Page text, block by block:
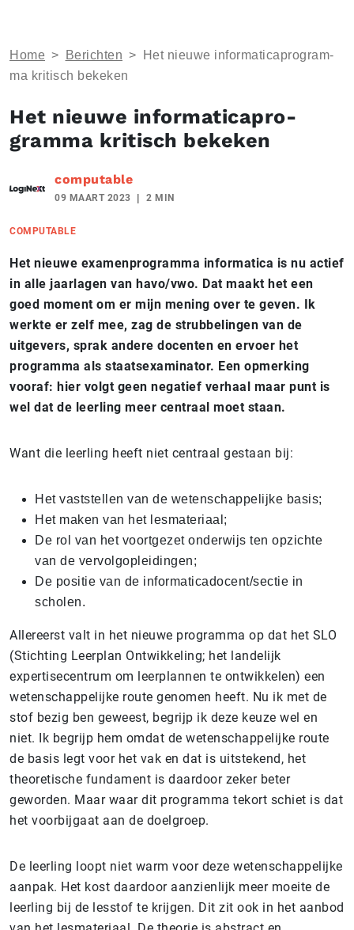
Home > Berichten >
Het nieuwe in­for­ma­ti­ca­pro­gram­
ma kritisch bekeken
Het nieuwe in­for­ma­ti­ca­pro­
gram­ma kritisch bekeken
computable
09 MAART 2023 2 MIN
COMPUTABLE
Het nieuwe examenprogramma informatica is nu actief
in alle jaarlagen van havo/vwo. Dat maakt het een
goed moment om er mijn mening over te geven. Ik
werkte er zelf mee, zag de strubbelingen van de
uitgevers, sprak andere docenten en ervoer het
programma als staatsexaminator. Een opmerking
vooraf: hier volgt geen negatief verhaal maar punt is
wel dat de leerling meer centraal moet staan.
Want die leerling heeft niet centraal gestaan bij:
Het vaststellen van de wetenschappelijke basis;
Het maken van het lesmateriaal;
De rol van het voortgezet onderwijs ten opzichte
van de vervolgopleidingen;
De positie van de informaticadocent/sectie in
scholen.
Allereerst valt in het nieuwe programma op dat het SLO
(Stichting Leerplan Ontwikkeling; het landelijk
expertisecentrum om leerplannen te ontwikkelen) een
wetenschappelijke route genomen heeft. Nu ik met de
stof bezig ben geweest, begrijp ik deze keuze wel en
niet. Ik begrijp hem omdat de wetenschappelijke route
de basis legt voor het vak en dat is uitstekend, het
theoretische fundament is daardoor zeker beter
geworden. Maar waar dit programma tekort schiet is dat
het voorbijgaat aan de doelgroep.
De leerling loopt niet warm voor deze wetenschappelijke
aanpak. Het kost daardoor aanzienlijk meer moeite de
leerling bij de lesstof te krijgen. Dit zit ook in het aanbod